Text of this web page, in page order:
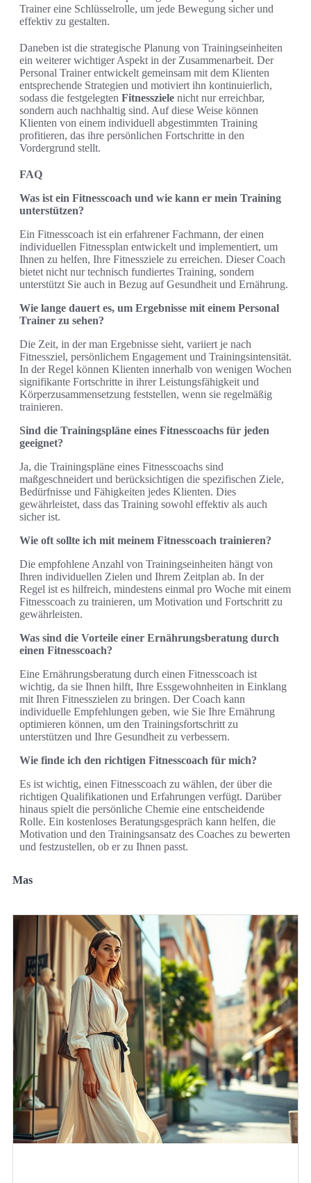
Trainer eine Schlüsselrolle, um jede Bewegung sicher und
effektiv zu gestalten.
Daneben ist die strategische Planung von Trainingseinheiten
ein weiterer wichtiger Aspekt in der Zusammenarbeit. Der
Personal Trainer entwickelt gemeinsam mit dem Klienten
entsprechende Strategien und motiviert ihn kontinuierlich,
sodass die festgelegten Fitnessziele nicht nur erreichbar,
sondern auch nachhaltig sind. Auf diese Weise können
Klienten von einem individuell abgestimmten Training
profitieren, das ihre persönlichen Fortschritte in den
Vordergrund stellt.
FAQ
Was ist ein Fitnesscoach und wie kann er mein Training
unterstützen?
Ein Fitnesscoach ist ein erfahrener Fachmann, der einen
individuellen Fitnessplan entwickelt und implementiert, um
Ihnen zu helfen, Ihre Fitnessziele zu erreichen. Dieser Coach
bietet nicht nur technisch fundiertes Training, sondern
unterstützt Sie auch in Bezug auf Gesundheit und Ernährung.
Wie lange dauert es, um Ergebnisse mit einem Personal
Trainer zu sehen?
Die Zeit, in der man Ergebnisse sieht, variiert je nach
Fitnessziel, persönlichem Engagement und Trainingsintensität.
In der Regel können Klienten innerhalb von wenigen Wochen
signifikante Fortschritte in ihrer Leistungsfähigkeit und
Körperzusammensetzung feststellen, wenn sie regelmäßig
trainieren.
Sind die Trainingspläne eines Fitnesscoachs für jeden
geeignet?
Ja, die Trainingspläne eines Fitnesscoachs sind
maßgeschneidert und berücksichtigen die spezifischen Ziele,
Bedürfnisse und Fähigkeiten jedes Klienten. Dies
gewährleistet, dass das Training sowohl effektiv als auch
sicher ist.
Wie oft sollte ich mit meinem Fitnesscoach trainieren?
Die empfohlene Anzahl von Trainingseinheiten hängt von
Ihren individuellen Zielen und Ihrem Zeitplan ab. In der
Regel ist es hilfreich, mindestens einmal pro Woche mit einem
Fitnesscoach zu trainieren, um Motivation und Fortschritt zu
gewährleisten.
Was sind die Vorteile einer Ernährungsberatung durch
einen Fitnesscoach?
Eine Ernährungsberatung durch einen Fitnesscoach ist
wichtig, da sie Ihnen hilft, Ihre Essgewohnheiten in Einklang
mit Ihren Fitnesszielen zu bringen. Der Coach kann
individuelle Empfehlungen geben, wie Sie Ihre Ernährung
optimieren können, um den Trainingsfortschritt zu
unterstützen und Ihre Gesundheit zu verbessern.
Wie finde ich den richtigen Fitnesscoach für mich?
Es ist wichtig, einen Fitnesscoach zu wählen, der über die
richtigen Qualifikationen und Erfahrungen verfügt. Darüber
hinaus spielt die persönliche Chemie eine entscheidende
Rolle. Ein kostenloses Beratungsgespräch kann helfen, die
Motivation und den Trainingsansatz des Coaches zu bewerten
und festzustellen, ob er zu Ihnen passt.
Mas